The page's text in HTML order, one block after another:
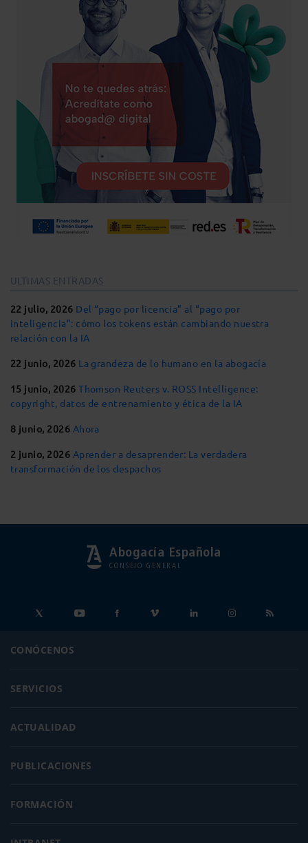
ULTIMAS ENTRADAS
22 julio, 2026 Del “pago por licencia” al “pago por
inteligencia”: cómo los tokens están cambiando nuestra
relación con la IA
22 junio, 2026 La grandeza de lo humano en la abogacía
15 junio, 2026 Thomson Reuters v. ROSS Intelligence:
copyright, datos de entrenamiento y ética de la IA
8 junio, 2026 Ahora
2 junio, 2026 Aprender a desaprender: La verdadera
transformación de los despachos
Abogacía Española
CONSEJO GENERAL
CONÓCENOS
SERVICIOS
ACTUALIDAD
PUBLICACIONES
FORMACIÓN